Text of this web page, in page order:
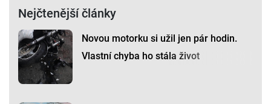
Nejčtenější články
Novou motorku si užil jen pár hodin.
Vlastní chyba ho stála život